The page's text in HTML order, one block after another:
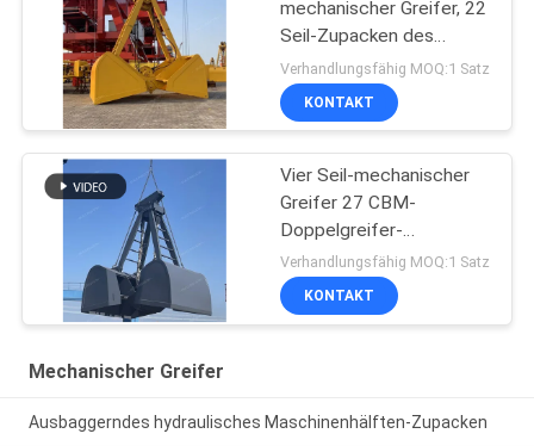
mechanischer Greifer, 22
Seil-Zupacken des
Kubikmeter-vier
Verhandlungsfähig MOQ:1 Satz
KONTAKT
Vier Seil-mechanischer
Greifer 27 CBM-
Doppelgreifer-
Maschinenhälften-
Zupacken
Verhandlungsfähig MOQ:1 Satz
KONTAKT
Mechanischer Greifer
Ausbaggerndes hydraulisches Maschinenhälften-Zupacken